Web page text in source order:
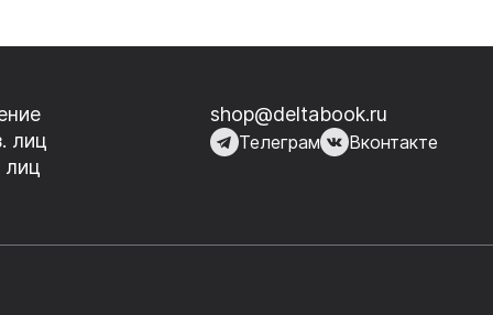
лиц
лиц
shop@deltabook.ru
Телеграм Вконтакте